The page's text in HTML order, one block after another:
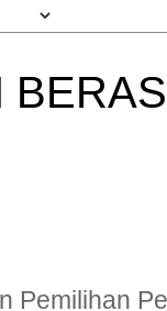
Pemilihan